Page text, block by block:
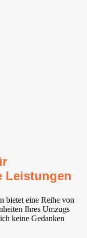
Leistungen
bietet eine Reihe von
Ihres Umzugs
keine Gedanken